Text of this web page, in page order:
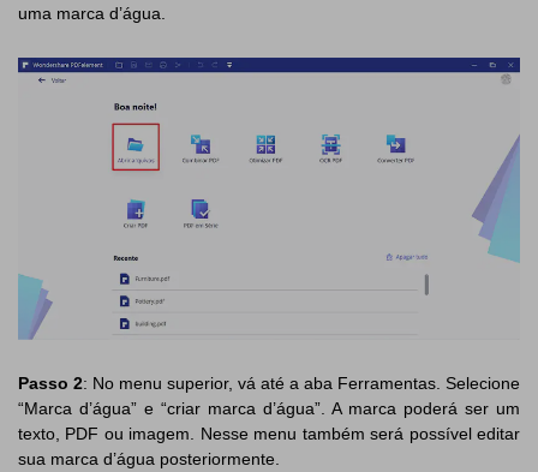
Novo PDFelement：Mais inteligente,
rápido e fácil
Do poder da IA às ferramentas em massa – o novo
PDFelement torna qualquer tarefa em PDF simples e rápida.
IA de PDF
Chat com PDF
Resumidor de PDF com IA
Tradutor de PDF com IA
Verificador Gramatical com IA
Conversar com Imagem
Detectar Conteúdo de IA
Explicar PDF com IA
Conversar com Documento
Avaliações & Prêmios
Histórias de clientes
Avaliações de clientes
Prêmios G2
PDFelement para Windows
PDFelement para Mac
PDFelement para Android
Vídeos Tutoriais
uma marca d’água.
Passo 2: No menu superior, vá até a aba Ferramentas. Selecione
“Marca d’água” e “criar marca d’água”. A marca poderá ser um
texto, PDF ou imagem. Nesse menu também será possível editar
sua marca d’água posteriormente.